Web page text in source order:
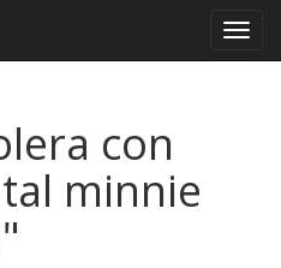
con
minnie